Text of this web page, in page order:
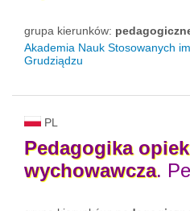
grupa kierunków:
Akademia Nauk Stosowanych
Grudziądzu
PL
Pedagogika
wychowawcza.